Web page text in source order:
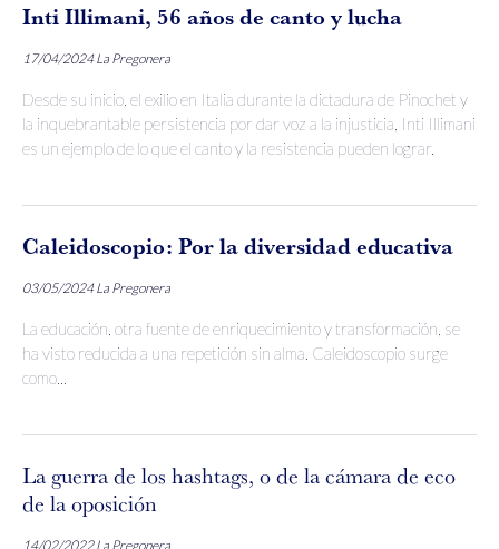
Inti Illimani, 56 años de canto y lucha
17/04/2024 La Pregonera
Desde su inicio, el exilio en Italia durante la dictadura de Pinochet y
la inquebrantable persistencia por dar voz a la injusticia, Inti Illimani
es un ejemplo de lo que el canto y la resistencia pueden lograr.
Caleidoscopio: Por la diversidad educativa
03/05/2024 La Pregonera
La educación, otra fuente de enriquecimiento y transformación, se
ha visto reducida a una repetición sin alma. Caleidoscopio surge
como...
La guerra de los hashtags, o de la cámara de eco
de la oposición
14/02/2022 La Pregonera